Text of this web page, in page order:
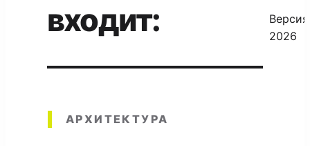
входит:
Версия
2026
АРХИТЕКТУРА